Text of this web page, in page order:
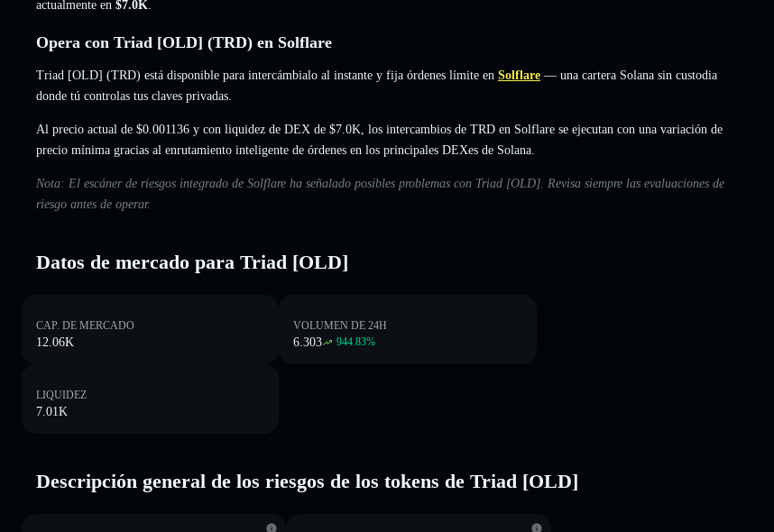
actualmente en $7.0K
Opera con Triad [OLD] (TRD) en Solflare
Triad [OLD] (TRD) está disponible para intercámbialo al instante y fija órdenes límite en Solflare — una cartera Solana sin custodia
donde tú controlas tus claves privadas.
Al precio actual de $0.001136 y con liquidez de DEX de $7.0K, los intercambios de TRD en Solflare se ejecutan con una variación de
precio mínima gracias al enrutamiento inteligente de órdenes en los principales DEXes de Solana.
Nota: El escáner de riesgos integrado de Solflare ha señalado posibles problemas con Triad [OLD]. Revisa siempre las evaluaciones de
riesgo antes de operar.
Datos de mercado para Triad [OLD]
CAP. DE MERCADO
12.06K
VOLUMEN DE 24H
6.303 944.83%
LIQUIDEZ
7.01K
Descripción general de los riesgos de los tokens de Triad [OLD]